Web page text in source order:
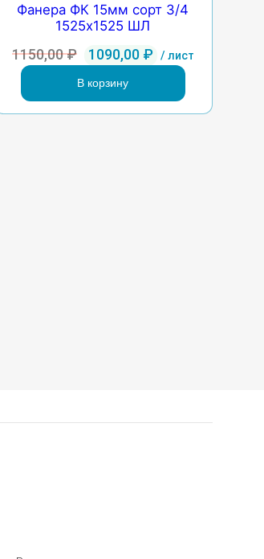
Фанера ФК 15мм сорт 3/4
1525х1525 ШЛ
1150,00₽
Первоначальная
цена
составляла
1150,00 ₽.
1090,00 ₽
Текущая
цена:
/ лист
В корзину